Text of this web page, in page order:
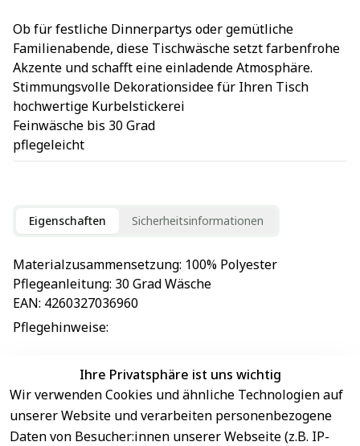
Ob für festliche Dinnerpartys oder gemütliche
Familienabende, diese Tischwäsche setzt farbenfrohe
Akzente und schafft eine einladende Atmosphäre.
Stimmungsvolle Dekorationsidee für Ihren Tisch
hochwertige Kurbelstickerei
Feinwäsche bis 30 Grad
pflegeleicht
Eigenschaften Sicherheitsinformationen
Materialzusammensetzung: 100% Polyester
Pflegeanleitung: 30 Grad Wäsche
EAN: 4260327036960
Pflegehinweise:
EU-Verantwortliche Person - klicken Sie für Details
Ihre Privatsphäre ist uns wichtig
Wir verwenden Cookies und ähnliche Technologien auf
unserer Website und verarbeiten personenbezogene
Daten von Besucher:innen unserer Webseite (z.B. IP-